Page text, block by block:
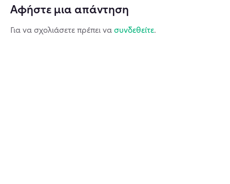
Αφήστε μια απάντηση
Για να σχολιάσετε πρέπει νασυνδεθείτε.